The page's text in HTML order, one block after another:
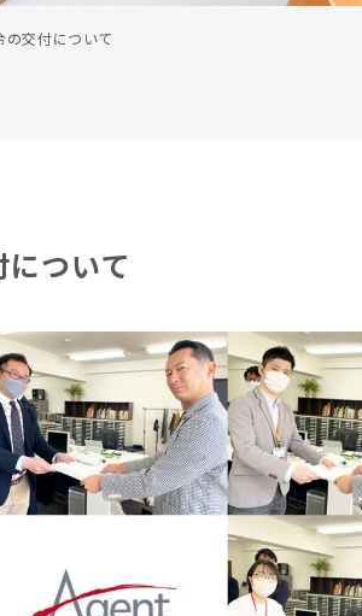
の交付について
ついて